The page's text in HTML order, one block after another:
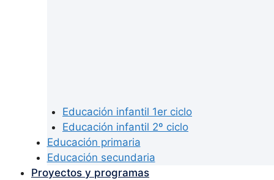
Educación infantil 1er ciclo
Educación infantil 2º ciclo
Educación primaria
Educación secundaria
Proyectos y programas